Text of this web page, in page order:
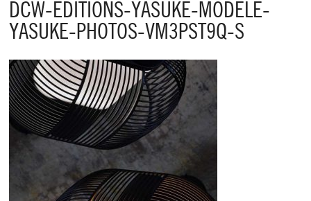
DCW-EDITIONS-YASUKE-MODELE-
YASUKE-PHOTOS-VM3PST9Q-S